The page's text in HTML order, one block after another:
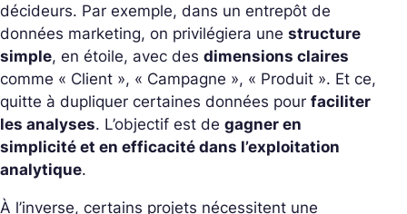
décideurs. Par exemple, dans un entrepôt de
données marketing, on privilégiera une structure
simple, en étoile, avec des dimensions claires
comme « Client », « Campagne », « Produit ». Et ce,
quitte à dupliquer certaines données pour faciliter
les analyses. L’objectif est de gagner en
simplicité et en efficacité dans l’exploitation
analytique.
À l’inverse, certains projets nécessitent une